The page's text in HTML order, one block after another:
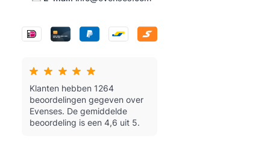
Klanten hebben 1264
beoordelingen gegeven over
Evenses. De gemiddelde
beoordeling is een 4,6 uit 5.